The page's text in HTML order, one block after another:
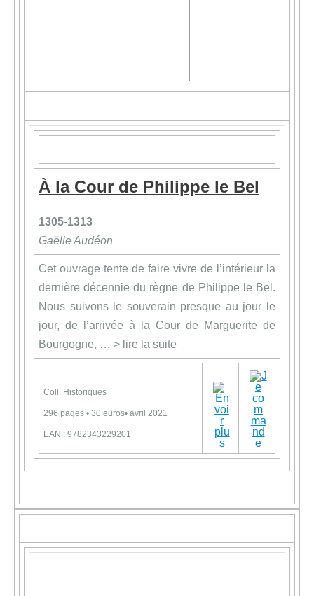
À la Cour de Philippe le Bel
1305-1313
Gaëlle Audéon
Cet ouvrage tente de faire vivre de l’intérieur la
dernière décennie du règne de Philippe le Bel.
Nous suivons le souverain presque au jour le
jour, de l’arrivée à la Cour de Marguerite de
Bourgogne, … > lire la suite
Coll. Historiques
296 pages • 30 euros• avril 2021
EAN : 9782343229201